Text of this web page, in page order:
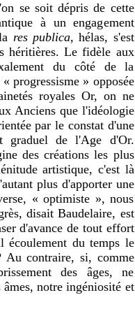
se soit dépris de cette
à un engagement
res publica, hélas, s'est
héritières. Le fidèle aux
du côté de la
progressisme » opposée
royales Or, on ne
Anciens que l'idéologie
par le constat d'une
graduel de l'Age d'Or.
des créations les plus
artistique, c'est là
plus d'apporter une
« optimiste », nous
disait Baudelaire, est
d'avance de tout effort
écoulement du temps le
Au contraire, si, comme
des âges, ne
notre ingéniosité et